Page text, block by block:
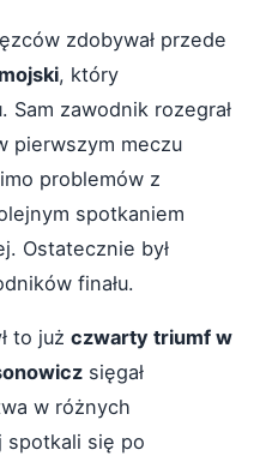
zdobywał przede
, który
Sam zawodnik rozegrał
pierwszym meczu
problemów z
spotkaniem
Ostatecznie był
finału.
to już czwarty triumf w
sięgał
w różnych
spotkali się po